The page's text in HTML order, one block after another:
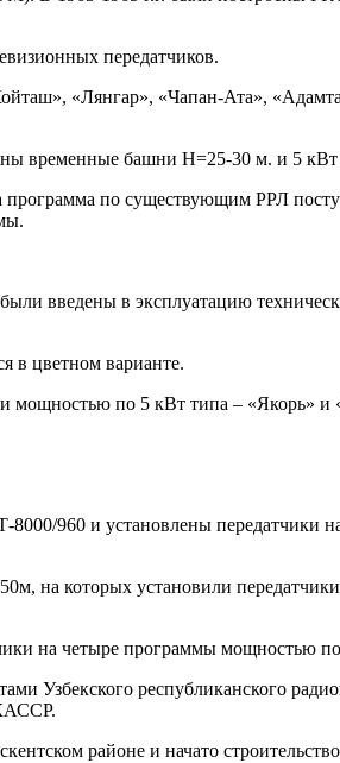
передатчиков.
«Лянгар», «Чапан-Ата»,
временные башни Н=25-30 м. и 5
по существующим РРЛ
введены в эксплуатацию
в цветном варианте.
мощностью по 5 кВт типа – «Якорь» и
960 и установлены передатчики
на которых установили
на четыре программы мощностью
Узбекского республиканского
районе и начато